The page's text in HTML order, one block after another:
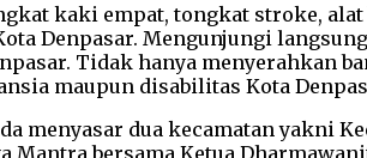
kaki empat, tongkat stroke,
Denpasar. Mengunjungi
Tidak hanya menyerahkan
maupun disabilitas Kota
menyasar dua kecamatan yakni
Mantra bersama Ketua